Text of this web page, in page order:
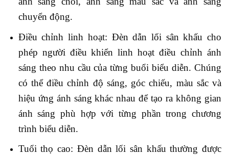
chuyển động.
Điều chỉnh linh hoạt: Đèn dẫn lối sân khấu cho
phép người điều khiển linh hoạt điều chỉnh ánh
sáng theo nhu cầu của từng buổi biểu diễn. Chúng
có thể điều chỉnh độ sáng, góc chiếu, màu sắc và
hiệu ứng ánh sáng khác nhau để tạo ra không gian
ánh sáng phù hợp với từng phần trong chương
trình biểu diễn.
Tuổi thọ cao: Đèn dẫn lối sân khấu thường được